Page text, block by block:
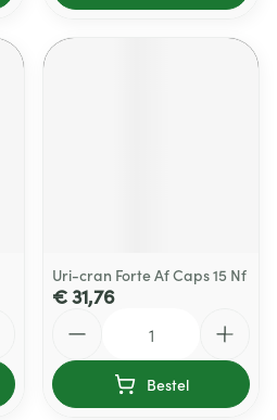
Uri-cran Forte Af Caps 15 Nf
€ 31,76
Bestel